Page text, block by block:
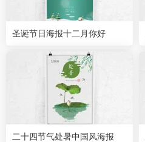
圣诞节日海报十二月你好
二十四节气处暑中国风海报